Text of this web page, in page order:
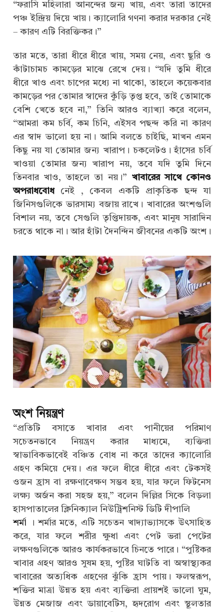
“ফরাসি মহিলারা আনন্দের জন্য খায়, এবং তারা তাদের
পঞ্চ ইন্দ্রিয় দিয়ে খায়। ক্যালোরি গণনা করার দরকার নেই
– কারণ এটি বিরক্তিকর।”
তার মতে, তারা ধীরে ধীরে খায়, সময় নেয়, এবং ছুরি ও
কাঁটাচামচ কামড়ের মাঝে রেখে দেয়। “যদি তুমি ধীরে
ধীরে খাও এবং চাপের মধ্যে না থাকো, তাহলে কয়েকবার
কামড়ের পর তোমার স্বাদের কুঁড়ি তৃপ্ত হবে, তাই তোমাকে
বেশি খেতে হবে না,” তিনি আরও ব্যাখ্যা করে বলেন,
“আমরা কম চর্বি, কম চিনি, এইসব পছন্দ করি না কারণ
এর স্বাদ ভালো হয় না। আমি বলতে চাইছি, মাখন এমন
কিছু নয় যা তোমার জন্য খারাপ। চকলেটও। হাঁসের চর্বি
খাওয়া তোমার জন্য খারাপ নয়, তবে যদি তুমি দিনে
তিনবার খাও, তাহলে তা নয়।” খাবারের সাথে কোনও
অপরাধবোধনেই , কেবল একটি প্রাকৃতিক ছন্দ যা
জিনিসগুলিকে ভারসাম্য বজায় রাখে। খাবারের অংশগুলি
বিশাল নয়, তবে সেগুলি তৃপ্তিদায়ক, এবং মানুষ সারাদিন
চরতে থাকে না। আর হাঁটা দৈনন্দিন জীবনের একটি অংশ।
অংশ নিয়ন্ত্রণ
“প্রতিটি বসাতে খাবার এবং পানীয়ের পরিমাণ
সচেতনভাবে নিয়ন্ত্রণ করার মাধ্যমে, ব্যক্তিরা
স্বাভাবিকভাবেই বঞ্চিত বোধ না করে তাদের ক্যালোরি
গ্রহণ কমিয়ে দেয়। এর ফলে ধীরে ধীরে এবং টেকসই
ওজন হ্রাস বা রক্ষণাবেক্ষণ সম্ভব হয়, যার ফলে ফিটনেস
লক্ষ্য অর্জন করা সহজ হয়,” বলেন দিল্লির সিকে বিড়লা
হাসপাতালের ক্লিনিক্যাল নিউট্রিশনিস্ট ডিটি দীপালি
শর্মা
। শর্মার মতে, এটি সচেতন খাদ্যাভ্যাসকে উৎসাহিত
করে, যার ফলে শরীর ক্ষুধা এবং পেট ভরা পেটের
লক্ষণগুলিকে আরও কার্যকরভাবে চিনতে পারে। “পুষ্টিকর
খাবার গ্রহণ আরও সুষম হয়, পুষ্টির ঘাটতি বা অস্বাস্থ্যকর
খাবারের অত্যধিক গ্রহণের ঝুঁকি হ্রাস পায়। ফলস্বরূপ,
শক্তির মাত্রা উন্নত হয় এবং ব্যক্তিরা প্রায়শই ভালো ঘুম,
উন্নত মেজাজ এবং ডায়াবেটিস, হৃদরোগ এবং স্থূলতার